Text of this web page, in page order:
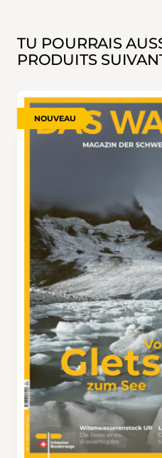
TU POURRAIS
PRODUITS
NOUVEAU